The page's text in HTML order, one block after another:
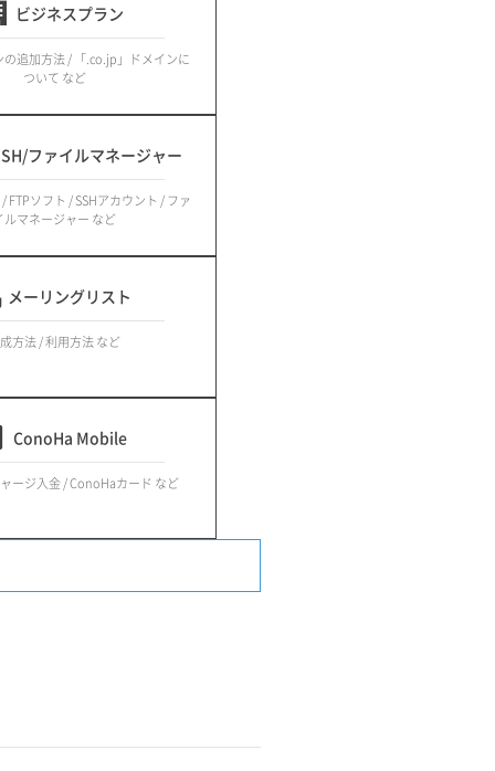
ビジネスプラン
追加方法 / 「.co.jp」ドメインに
ついて など
ファイルマネージャー
FTPソフト / SSHアカウント / ファ
ルマネージャー など
メーリングリスト
方法 / 利用方法 など
ConoHa Mobile
ージ入金 / ConoHaカード など